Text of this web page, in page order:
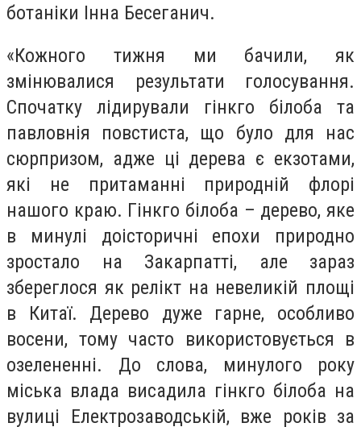
ботаніки Інна Бесеганич.
«Кожного тижня ми бачили, як
змінювалися результати голосування.
Спочатку лідирували гінкго білоба та
павловнія повстиста, що було для нас
сюрпризом, адже ці дерева є екзотами,
які не притаманні природній флорі
нашого краю. Гінкго білоба – дерево, яке
в минулі доісторичні епохи природно
зростало на Закарпатті, але зараз
збереглося як релікт на невеликій площі
в Китаї. Дерево дуже гарне, особливо
восени, тому часто використовується в
озелененні. До слова, минулого року
міська влада висадила гінкго білоба на
вулиці Електрозаводській, вже років за